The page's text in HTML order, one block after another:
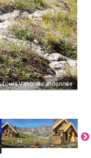
fours Vanoise randonnée
Image Image